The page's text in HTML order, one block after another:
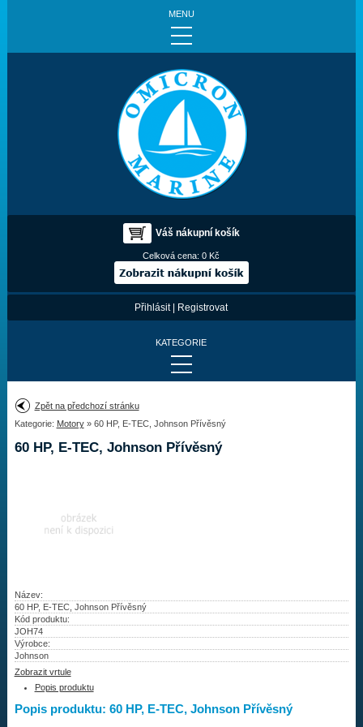
MENU
Váš nákupní košík
Celková cena:0 Kč
Přihlásit| Registrovat
KATEGORIE
Provedení:
Výrobce:
Najít vrtuli
Vrtule
Redukční pouzdra XHS
Kontakty
Aktuality
Zpět na předchozí stránku
Kategorie: Motory» 60 HP, E-TEC, Johnson Přívěsný
60 HP, E-TEC, Johnson Přívěsný
Název:
60 HP, E-TEC, Johnson Přívěsný
Kód produktu:
JOH74
Výrobce:
Johnson
Zobrazit vrtule
Popis produktu
Popis produktu: 60 HP, E-TEC, Johnson Přívěsný